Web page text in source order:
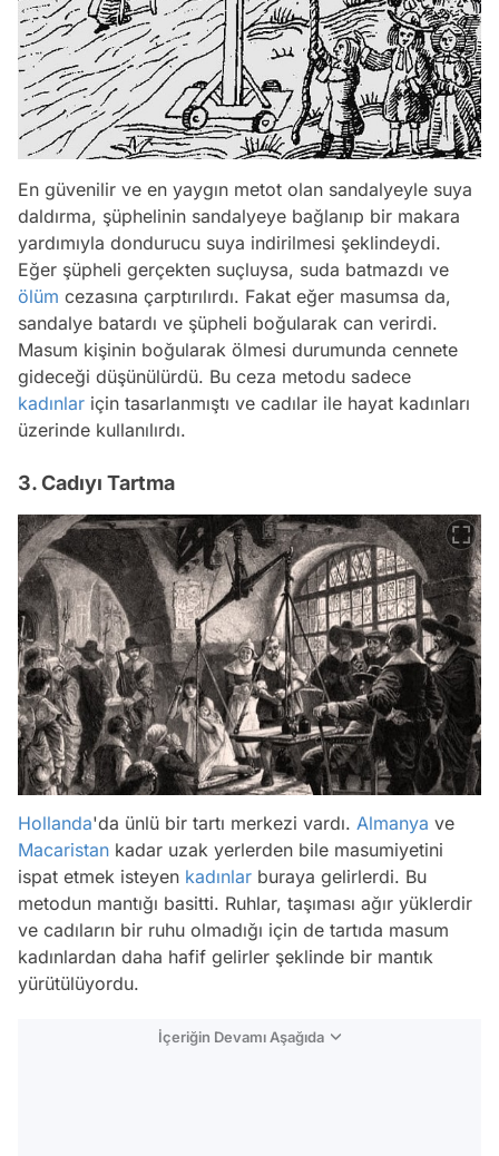
En güvenilir ve en yaygın metot olan sandalyeyle suya
daldırma, şüphelinin sandalyeye bağlanıp bir makara
yardımıyla dondurucu suya indirilmesi şeklindeydi.
Eğer şüpheli gerçekten suçluysa, suda batmazdı ve
ölüm cezasına çarptırılırdı. Fakat eğer masumsa da,
sandalye batardı ve şüpheli boğularak can verirdi.
Masum kişinin boğularak ölmesi durumunda cennete
gideceği düşünülürdü. Bu ceza metodu sadece
kadınlar için tasarlanmıştı ve cadılar ile hayat kadınları
üzerinde kullanılırdı.
3. Cadıyı Tartma
Hollanda'da ünlü bir tartı merkezi vardı. Almanya ve
Macaristan kadar uzak yerlerden bile masumiyetini
ispat etmek isteyen kadınlar buraya gelirlerdi. Bu
metodun mantığı basitti. Ruhlar, taşıması ağır yüklerdir
ve cadıların bir ruhu olmadığı için de tartıda masum
kadınlardan daha hafif gelirler şeklinde bir mantık
yürütülüyordu.
İçeriğin Devamı Aşağıda